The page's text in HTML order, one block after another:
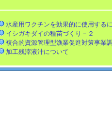
水産用ワクチンを効果的に使用する
イシガキダイの種苗づくり－２
複合的資源管理型漁業促進対策事業
加工残滓液汁について